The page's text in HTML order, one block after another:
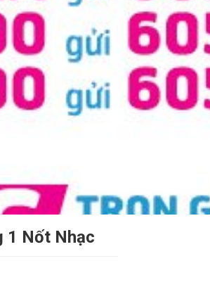
1 Nốt Nhạc